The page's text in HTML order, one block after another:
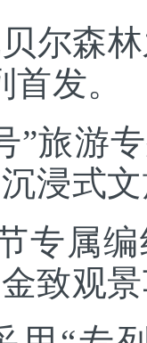
尔森
发。
游专
浸式
属编
致观